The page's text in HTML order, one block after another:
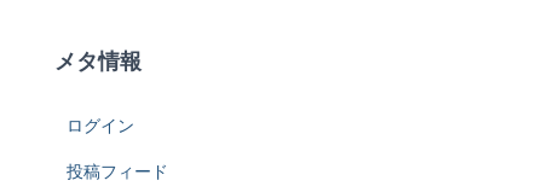
メタ情報
ログイン
投稿フィード